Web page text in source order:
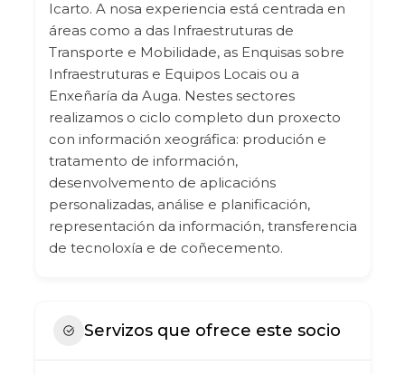
Icarto. A nosa experiencia está centrada en
áreas como a das Infraestruturas de
Transporte e Mobilidade, as Enquisas sobre
Infraestruturas e Equipos Locais ou a
Enxeñaría da Auga. Nestes sectores
realizamos o ciclo completo dun proxecto
con información xeográfica: produción e
tratamento de información,
desenvolvemento de aplicacións
personalizadas, análise e planificación,
representación da información, transferencia
de tecnoloxía e de coñecemento.
Servizos que ofrece este socio